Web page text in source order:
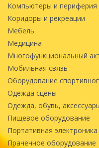
Компьютеры и периферия
Коридоры и рекреации
Мебель
Медицина
Многофункциональный
Мобильная связь
Оборудование
Одежда сцены
Одежда, обувь,
Пищевое оборудование
Портативная электроника
Прачечное оборудование